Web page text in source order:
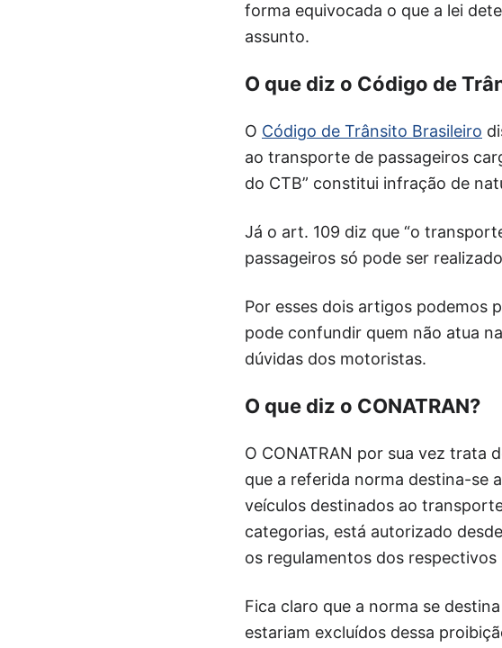
forma equivocada o que a lei
assunto.
O que diz o Código de
O Código de Trânsito Brasileiro
ao transporte de passageiros
do CTB” constitui infração de
Já o art. 109 diz que “o
passageiros só pode ser
Por esses dois artigos podemos
pode confundir quem não atua
dúvidas dos motoristas.
O que diz o CONATRAN?
O CONATRAN por sua vez trata
que a referida norma destina-se
veículos destinados ao
categorias, está autorizado
os regulamentos dos
Fica claro que a norma se
estariam excluídos dessa